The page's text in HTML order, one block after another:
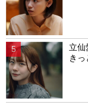
立仙
き